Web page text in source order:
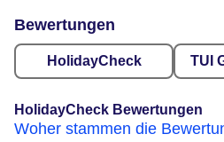
Bewertungen
HolidayCheck TUI
HolidayCheck Bewertungen
Woher stammen die